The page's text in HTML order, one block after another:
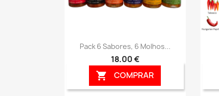
Vista rápida
Pack 6 Sabores, 6 Molhos...
18,00 €
 COMPRAR